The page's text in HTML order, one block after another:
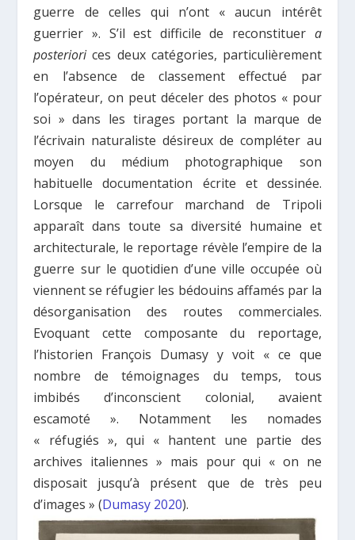
guerre de celles qui n’ont « aucun intérêt
guerrier ». S’il est difficile de reconstituer a
posteriorices deux catégories, particulièrement
en l’absence de classement effectué par
l’opérateur, on peut déceler des photos « pour
soi » dans les tirages portant la marque de
l’écrivain naturaliste désireux de compléter au
moyen du médium photographique son
habituelle documentation écrite et dessinée.
Lorsque le carrefour marchand de Tripoli
apparaît dans toute sa diversité humaine et
architecturale, le reportage révèle l’empire de la
guerre sur le quotidien d’une ville occupée où
viennent se réfugier les bédouins affamés par la
désorganisation des routes commerciales.
Evoquant cette composante du reportage,
l’historien François Dumasy y voit « ce que
nombre de témoignages du temps, tous
imbibés d’inconscient colonial, avaient
escamoté ». Notamment les nomades
« réfugiés », qui « hantent une partie des
archives italiennes » mais pour qui « on ne
disposait jusqu’à présent que de très peu
d’images » (Dumasy 2020).